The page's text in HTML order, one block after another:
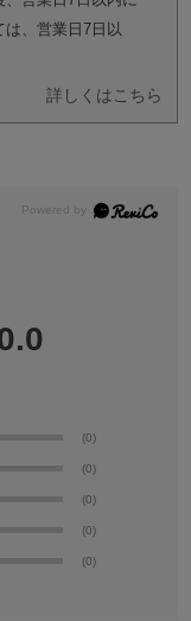
、営業日7日以
詳しくはこちら
(0)
(0)
(0)
(0)
(0)